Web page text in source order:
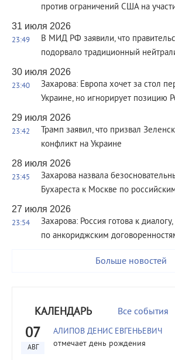
против ограничений США на
31 июля 2026
23:49
В МИД РФ заявили, что
подорвало традиционный
30 июля 2026
23:40
Захарова: Европа хочет за стол
Украине, но игнорирует позицию
29 июля 2026
23:42
Трамп заявил, что призвал
конфликт на Украине
28 июля 2026
23:45
Захарова назвала
Бухареста к Москве по
27 июля 2026
23:54
Захарова: Россия готова к
по анкориджским
Больше новостей
КАЛЕНДАРЬ Все события
07
АВГ
АЛИПОВ ДЕНИС ЕВГЕНЬЕВИЧ
отмечает день рождения